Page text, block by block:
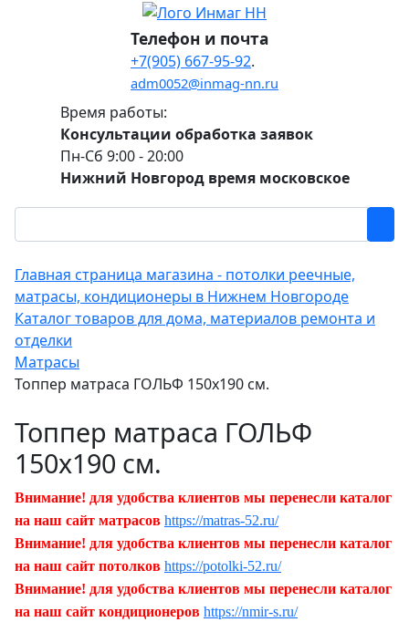
Телефон и почта
+7(905) 667-95-92.
adm0052@inmag-nn.ru
Время работы:
Консультации обработка заявок
Пн-Сб 9:00 - 20:00
Нижний Новгород время московское
Главная страница магазина - потолки реечные,
матрасы, кондиционеры в Нижнем Новгороде
Каталог товаров для дома, материалов ремонта и
отделки
Матрасы
Топпер матраса ГОЛЬФ 150х190 см.
Топпер матраса ГОЛЬФ
150х190 см.
Внимание! для удобства клиентов мы перенесли каталог
на наш сайт матрасов https://matras-52.ru/
Внимание! для удобства клиентов мы перенесли каталог
на наш сайт потолков https://potolki-52.ru/
Внимание! для удобства клиентов мы перенесли каталог
на наш сайт кондиционеров https://nmir-s.ru/